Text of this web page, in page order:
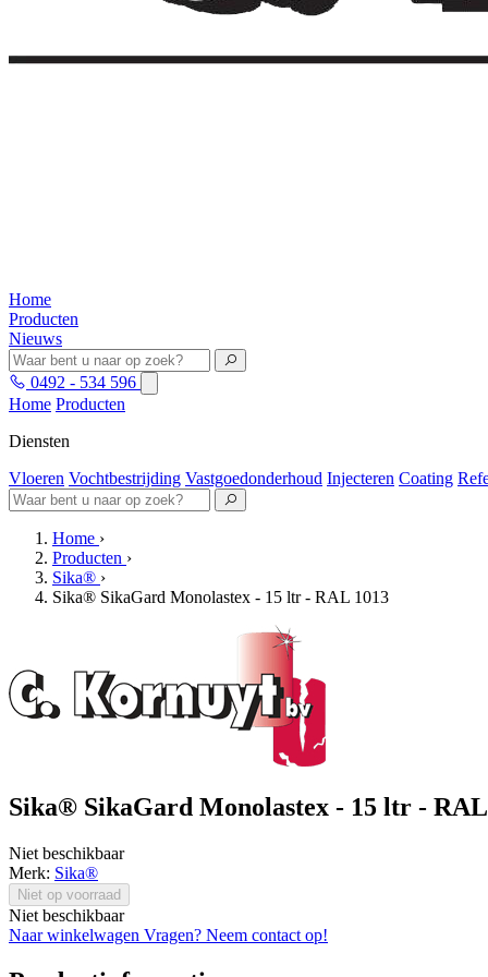
Home
Producten
Nieuws
0492 - 534 596
Home Producten
Diensten
Vloeren Vochtbestrijding Vastgoedonderhoud Injecteren Coating
Home ›
Producten ›
Sika® ›
Sika® SikaGard Monolastex - 15 ltr - RAL 1013
Sika® SikaGard Monolastex - 15 ltr - RAL
Niet beschikbaar
Merk: Sika®
Niet op voorraad
Niet beschikbaar
Naar winkelwagen Vragen? Neem contact op!